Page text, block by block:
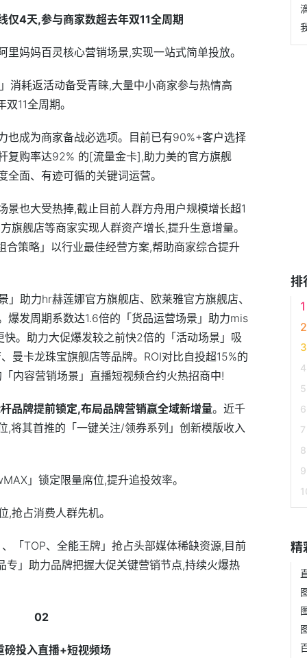
仅4天,参与商家数超去年双11全周期
妈妈百灵核心营销场景,实现一站式简单投放。
消耗返活动备受青睐,大量中小商家参与热情高
11全周期。
也成为商家备战必选项。目前已有90%+客户选择
复购率达92% 的[流量金卡],助力美的官方旗舰
面、有迹可循的关键词运营。
景也大受热捧,截止目前人群方舟用户规模增长超1
旗舰店等商家实现人群资产增长,提升生意增量。
合策略」以行业最佳经营方案,帮助商家综合提升
助力hr赫莲娜官方旗舰店、欧莱雅官方旗舰店、
爆发周期系数达1.6倍的「货品运营场景」助力mis
。助力大促爆发较之前快2倍的「活动场景」吸
曼卡龙珠宝旗舰店等品牌。ROI对比自投超15%的
内容营销场景」直播短视频合约火热招商中!
品牌提前锁定,布局品牌营销赢全域新增量。 近千
,将其首推的「一键关注/领券系列」创新模版收入
」锁定限量席位,提升追投效率。
,抢占消费人群先机。
「TOP、全能王牌」抢占头部媒体稀缺资源,目前
专」助力品牌把握大促关键营销节点,持续火爆热
02
磅投入直播+短视频场
排
精